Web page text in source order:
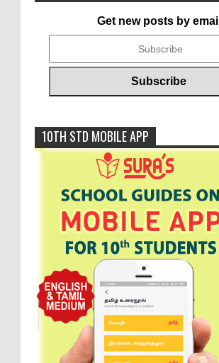
Get new posts by email
10TH STD MOBILE APP